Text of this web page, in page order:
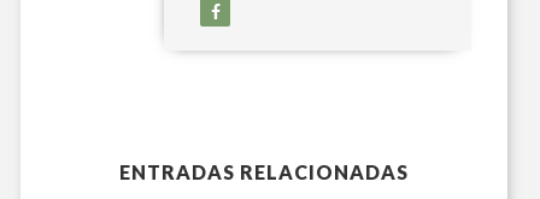
ENTRADAS RELACIONADAS